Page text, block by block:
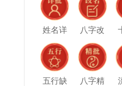
姓名详
批
八字改
名
五行缺 八字精